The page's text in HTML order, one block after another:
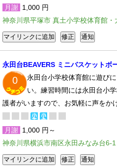
月謝 1,000 円
神奈川県平塚市 真土小学校体育館・
永田台BEAVERS ミニバスケットボ
0
永田台小学校体育館に遊び
い。練習時間には永田台小
護者がいますので、お気軽に声をか
月謝 1,000 円～
神奈川県横浜市南区永田みなみ台6-1